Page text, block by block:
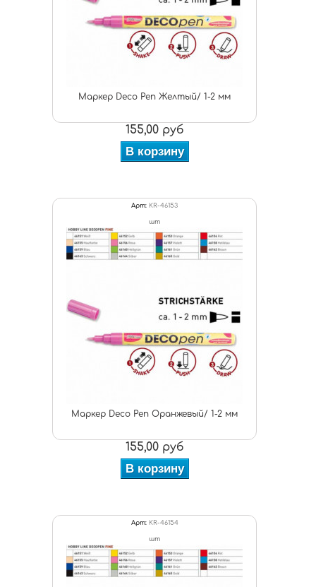
Маркер Deco Pen Желтый/ 1-2 мм
155,00 руб
В корзину
Арт: KR-46153
шт
Маркер Deco Pen Оранжевый/ 1-2 мм
155,00 руб
В корзину
Арт: KR-46154
шт